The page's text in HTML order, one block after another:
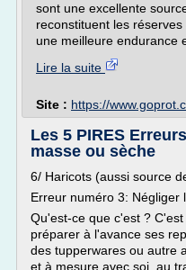
sont une excellente
reconstituent les
une meilleure endurance
Lire la suite
Site : https://
Les 5 PIRES
masse ou sèche
6/ Haricots (aussi source
Erreur numéro 3: Négliger
Qu'est-ce que c'est ?
préparer à l'avance ses
des tupperwares ou autre
et à mesure avec soi, au